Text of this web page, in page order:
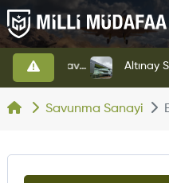
Savunma Sanayi